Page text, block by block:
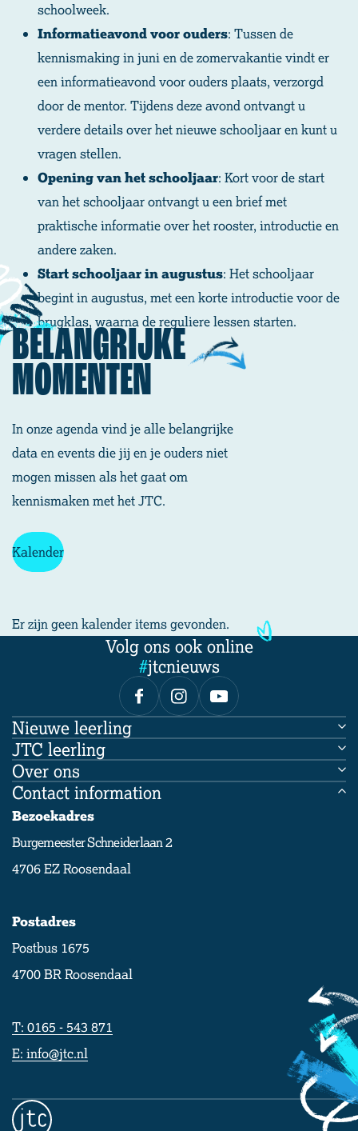
schoolweek.
Informatieavond voor ouders: Tussen de
kennismaking in juni en de zomervakantie vindt er
een informatieavond voor ouders plaats, verzorgd
door de mentor. Tijdens deze avond ontvangt u
verdere details over het nieuwe schooljaar en kunt u
vragen stellen.
Opening van het schooljaar: Kort voor de start
van het schooljaar ontvangt u een brief met
praktische informatie over het rooster, introductie en
andere zaken.
Start schooljaar in augustus: Het schooljaar
begint in augustus, met een korte introductie voor de
brugklas, waarna de reguliere lessen starten.
BELANGRIJKE
MOMENTEN
In onze agenda vind je alle belangrijke
data en events die jij en je ouders niet
mogen missen als het gaat om
kennismaken met het JTC.
Kalender
Er zijn geen kalender items gevonden.
Volg ons ook online
#jtcnieuws
Nieuwe leerling
Onderwijs op het JTC
Kennismaken
Aanmelden nieuwe leerling
JTC leerling
JTC leerling
Magister web
Veelgestelde vragen
Over ons
Leer ons kennen
Kalender
Werken bij
Contact
Contact information
Bezoekadres
Burgemeester Schneiderlaan 2
4706 EZ Roosendaal
Postadres
Postbus 1675
4700 BR Roosendaal
T: 0165 - 543 871
E: info@jtc.nl